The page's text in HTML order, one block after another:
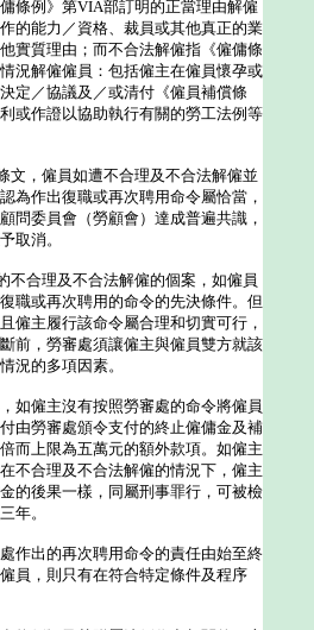
條例》第VIA部訂明的正當理由解僱
的能力／資格、裁員或其他真正的業
實質理由；而不合法解僱指《僱傭條
況解僱僱員：包括僱主在僱員懷孕或
定／協議及／或清付《僱員補償條
或作證以協助執行有關的勞工法例等
，僱員如遭不合理及不合法解僱並
為作出復職或再次聘用命令屬恰當，
問委員會（勞顧會）達成普遍共識，
取消。
合理及不合法解僱的個案，如僱員
職或再次聘用的命令的先決條件。但
僱主履行該命令屬合理和切實可行，
前，勞審處須讓僱主與僱員雙方就該
況的多項因素。
僱主沒有按照勞審處的命令將僱員
由勞審處頒令支付的終止僱傭金及補
而上限為五萬元的額外款項。如僱主
不合理及不合法解僱的情況下，僱主
的後果一樣，同屬刑事罪行，可被檢
年。
出的再次聘用命令的責任由始至終
員，則只有在符合特定條件及程序